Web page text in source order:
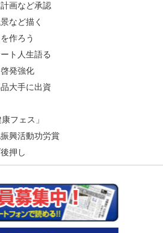
画など承認
など描く
作ろう
ト人生語る
発強化
大手に出資
フェス」
興活動功労賞
押し